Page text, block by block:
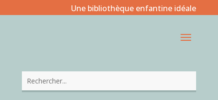
Une bibliothèque enfantine idéale